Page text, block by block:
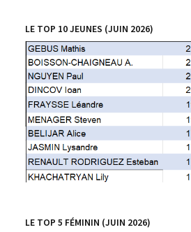
LE TOP 10 JEUNES (JUIN 2026)
LE TOP 5 FÉMININ (JUIN 2026)